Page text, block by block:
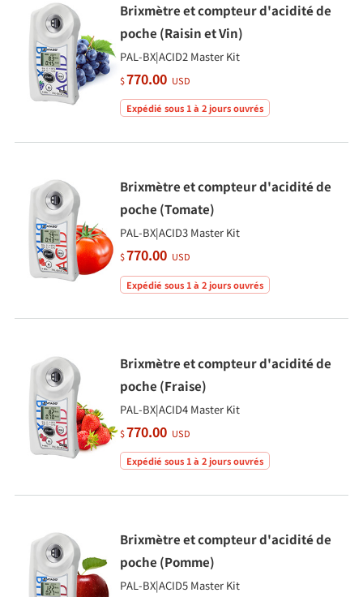
Brixmètre et compteur d'acidité de
poche (Raisin et Vin)
PAL-BX|ACID2 Master Kit
$770.00 USD
Expédié sous 1 à 2 jours ouvrés
Brixmètre et compteur d'acidité de
poche (Tomate)
PAL-BX|ACID3 Master Kit
$770.00 USD
Expédié sous 1 à 2 jours ouvrés
Brixmètre et compteur d'acidité de
poche (Fraise)
PAL-BX|ACID4 Master Kit
$770.00 USD
Expédié sous 1 à 2 jours ouvrés
Brixmètre et compteur d'acidité de
poche (Pomme)
PAL-BX|ACID5 Master Kit